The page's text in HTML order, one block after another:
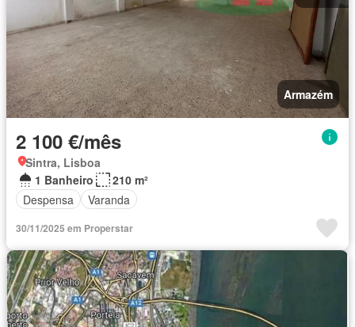
Armazém
2 100 €/mês
Sintra, Lisboa
1 Banheiro
210 m²
Despensa
Varanda
30/11/2025 em Properstar